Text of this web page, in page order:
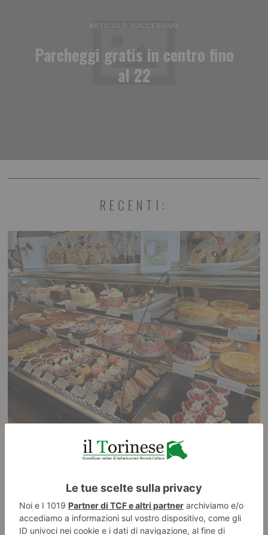
ARTICOLO SUCCESSIVO
Parcheggi gratis in centro fino
al 22
RECENTI:
Dolci etnici a Torino, il viaggio nel mondo passa dalle
SCOPRI – TO ALLA SCOPERTA DI TORINO Torino continua a cambiare
volto anche attraverso il cibo.